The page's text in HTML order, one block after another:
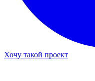
Хочу такой проект